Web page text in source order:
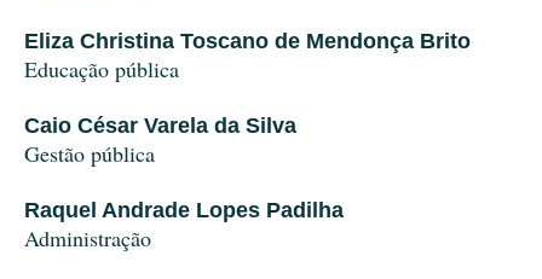
Eliza Christina Toscano de Mendonça Brito
Educação pública
Caio César Varela da Silva
Gestão pública
Raquel Andrade Lopes Padilha
Administração